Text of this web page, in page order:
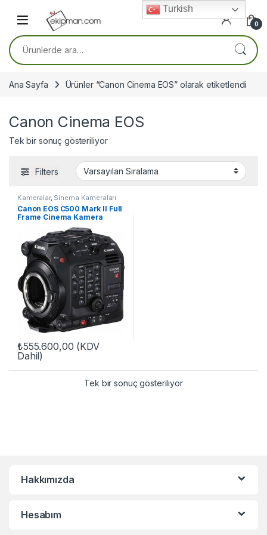
0
Ara:
Ana Sayfa Ürünler “Canon Cinema EOS” olarak etiketlendi
Canon Cinema EOS
Tek bir sonuç gösteriliyor
Filters
Kameralar, Sinema Kameraları
Canon EOS C500 Mark II Full
Frame Cinema Kamera
₺555.600,00 (KDV
Dahil)
Tek bir sonuç gösteriliyor
Hakkımızda
Hesabım
Turkish